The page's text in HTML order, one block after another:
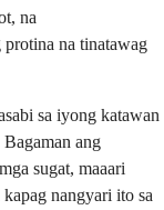
na
protina na tinatawag
sa iyong katawan
ang
sugat, maaari
nangyari ito sa